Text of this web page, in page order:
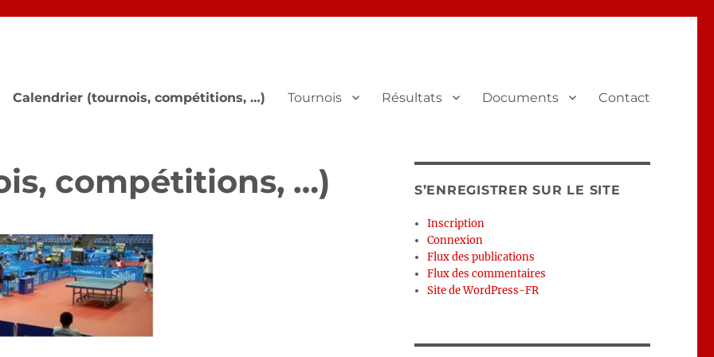
Calendrier (tournois, compétitions, …) Tournois Résultats Documents Contact
compétitions, …) S’ENREGISTRER SUR LE SITE
Inscription
Connexion
Flux des publications
Flux des commentaires
Site de WordPress-FR